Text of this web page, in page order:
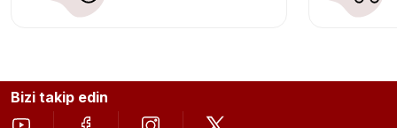
Bizi takip edin